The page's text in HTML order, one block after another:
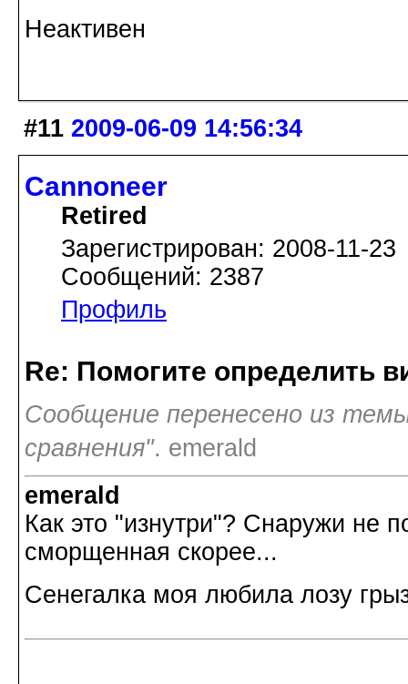
Неактивен
#11 2009-06-09 14:56:34
Cannoneer
Retired
Зарегистрирован: 2008-11-23
Сообщений: 2387
Профиль
Re: Помогите определить
Сообщение перенесено из
сравнения". emerald
emerald
Как это "изнутри"? Снаружи не
сморщенная скорее...
Сенегалка моя любила лозу